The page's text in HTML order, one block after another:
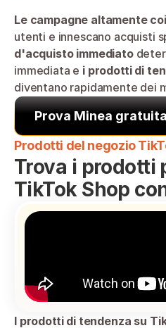
Le campagne altamente
utenti e innescano acquisti
d'acquisto immediato
immediata e i prodotti di
diventano rapidamente dei
Prova Minea
Prodotti del negozio
Trova i prodotti
TikTok Shop
I prodotti di tendenza su